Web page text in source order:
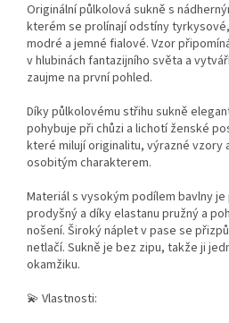
Originální půlkolová sukně s
kterém se prolínají odstíny
modré a jemné fialové. Vzor
v hlubinách fantazijního světa a
zaujme na první pohled.
Díky půlkolovému střihu sukně
pohybuje při chůzi a lichotí ženské
které milují originalitu, výrazné vzory
osobitým charakterem.
Materiál s vysokým podílem bavlny
prodyšný a díky elastanu pružný a
nošení. Široký náplet v pase se
netlačí. Sukně je bez zipu, takže ji
okamžiku.
💫 Vlastnosti: